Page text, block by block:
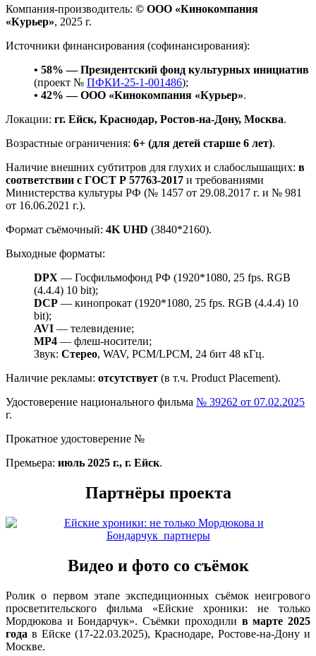
Компания-производитель: © ООО «Кинокомпания
«Курьер», 2025 г.
Источники финансирования (софинансирования):
• 58% — Президентский фонд культурных инициатив
(проект № ПФКИ-25-1-001486);
• 42% — ООО «Кинокомпания «Курьер».
Локации: гг. Ейск, Краснодар, Ростов-на-Дону, Москва.
Возрастные ограничения: 6+ (для детей старше 6 лет).
Наличие внешних субтитров для глухих и слабослышащих: в
соответствии с ГОСТ Р 57763-2017 и требованиями
Министерства культуры РФ (№ 1457 от 29.08.2017 г. и № 981
от 16.06.2021 г.).
Формат съёмочный: 4K UHD (3840*2160).
Выходные форматы:
DPX — Госфильмофонд РФ (1920*1080, 25 fps. RGB
(4.4.4) 10 bit);
DCP — кинопрокат (1920*1080, 25 fps. RGB (4.4.4) 10
bit);
AVI — телевидение;
MP4 — флеш-носители;
Звук: Стерео, WAV, PCM/LPCM, 24 бит 48 кГц.
Наличие рекламы: отсутствует (в т.ч. Product Placement).
Удостоверение национального фильма № 39262 от 07.02.2025
г.
Прокатное удостоверение №
Премьера: июль 2025 г., г. Ейск.
Партнёры проекта
Видео и фото со съёмок
Ролик о первом этапе экспедиционных съёмок неигрового
просветительского фильма «Ейские хроники: не только
Мордюкова и Бондарчук». Съёмки проходили в марте 2025
года в Ейске (17-22.03.2025), Краснодаре, Ростове-на-Дону и
Москве.